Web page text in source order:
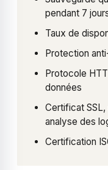
pendant 7
Taux de
Protection
Protocole
données
Certificat
analyse des
Certification